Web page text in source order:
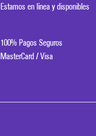
Estamos en línea y disponibles
100% Pagos Seguros
MasterCard / Visa